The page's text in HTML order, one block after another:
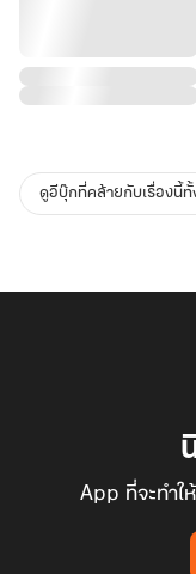
ดูอีบุ๊กที่คล้ายกับเรื่องนี้
App ที่จะทำใ